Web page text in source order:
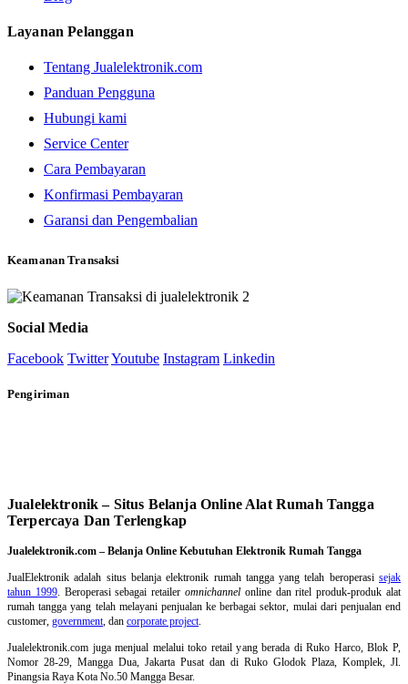
Layanan Pelanggan
Tentang Jualelektronik.com
Panduan Pengguna
Hubungi kami
Service Center
Cara Pembayaran
Konfirmasi Pembayaran
Garansi dan Pengembalian
Keamanan Transaksi
Social Media
Facebook TwitterYoutube Instagram Linkedin
Pengiriman
Jualelektronik – Situs Belanja Online Alat Rumah Tangga
Terpercaya Dan Terlengkap
Jualelektronik.com – Belanja Online Kebutuhan Elektronik Rumah Tangga
JualElektronik adalah situs belanja elektronik rumah tanggayang telah beroperasisejak
tahun 1999. Beroperasi sebagai retaileromnichannel online dan ritel produk-produk alat
rumah tangga yang telah melayani penjualan ke berbagai sektor, mulai dari penjualan end
customer, government, dan corporate project.
Jualelektronik.com juga menjual melalui toko retail yang berada di Ruko Harco, Blok P,
Nomor 28-29, Mangga Dua, Jakarta Pusat dan di Ruko Glodok Plaza, Komplek, Jl.
Pinangsia Raya Kota No.50 Mangga Besar.